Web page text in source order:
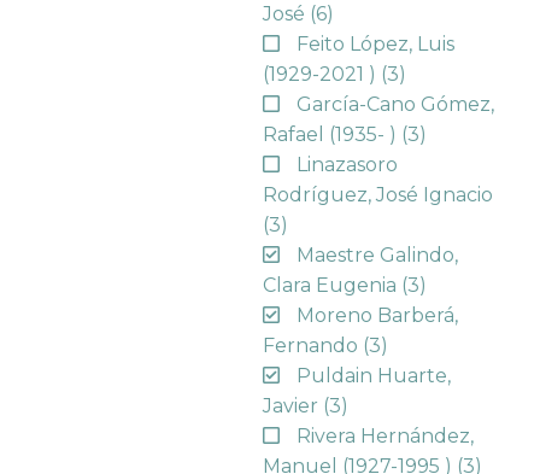
José (6)
Feito López, Luis
(1929-2021 ) (3)
García-Cano Gómez,
Rafael (1935- ) (3)
Linazasoro
Rodríguez, José Ignacio
(3)
Maestre Galindo,
Clara Eugenia (3)
Moreno Barberá,
Fernando (3)
Puldain Huarte,
Javier (3)
Rivera Hernández,
Manuel (1927-1995 ) (3)